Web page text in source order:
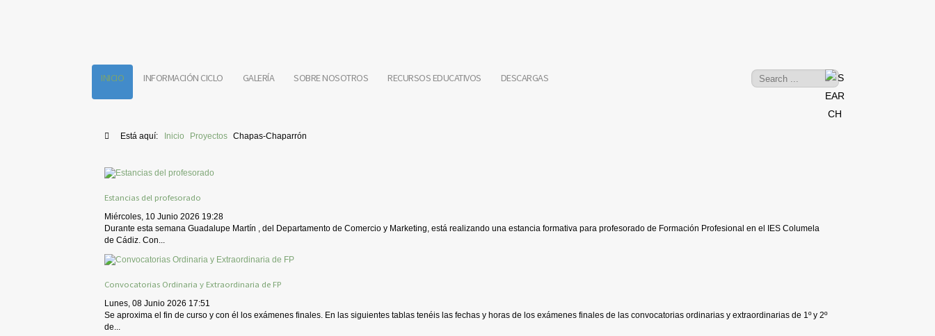
INICIO INFORMACIÓN CICLO GALERÍA SOBRE NOSOTROS RECURSOS EDUCATIVOS DESCARGAS
Está aquí: Inicio Proyectos Chapas-Chaparrón
Estancias del profesorado
Miércoles, 10 Junio 2026 19:28
Durante esta semana Guadalupe Martín , del Departamento de Comercio y Marketing, está realizando una estancia formativa para profesorado de Formación Profesional en el IES Columela
de Cádiz. Con...
Convocatorias Ordinaria y Extraordinaria de FP
Lunes, 08 Junio 2026 17:51
Se aproxima el fin de curso y con él los exámenes finales. En las siguientes tablas tenéis las fechas y horas de los exámenes finales de las convocatorias ordinarias y extraordinarias de 1º y 2º
de...